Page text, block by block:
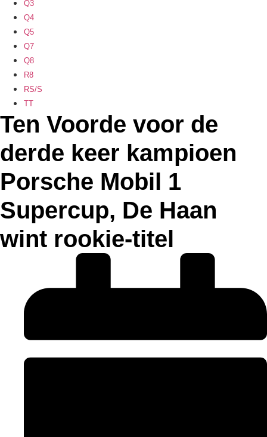
Q3
Q4
Q5
Q7
Q8
R8
RS/S
TT
Ten Voorde voor de
derde keer kampioen
Porsche Mobil 1
Supercup, De Haan
wint rookie-titel